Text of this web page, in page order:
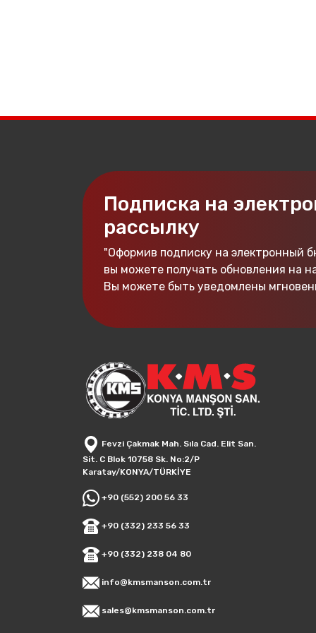
Подписка на
рассылку
"Оформив подписку на электронный
вы можете получать обновления на
Вы можете быть уведомлены
Fevzi Çakmak Mah. Sıla Cad. Elit San.
Sit. C Blok 10758 Sk. No:2/P
Karatay/KONYA/TÜRKİYE
+90 (552) 200 56 33
+90 (332) 233 56 33
+90 (332) 238 04 80
info@kmsmanson.com.tr
sales@kmsmanson.com.tr